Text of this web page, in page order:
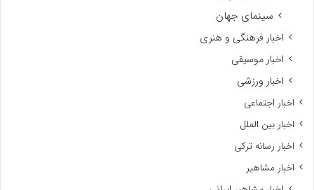
سینمای جهان
اخبار فرهنگی و هنری
اخبار موسیقی
اخبار ورزشی
اخبار اجتماعی
اخبار بین الملل
اخبار رسانه ترکی
اخبار مشاهیر